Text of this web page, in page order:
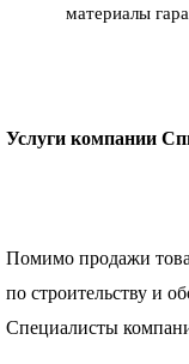
материалы
Услуги компании
Помимо продажи
по строительству и
Специалисты